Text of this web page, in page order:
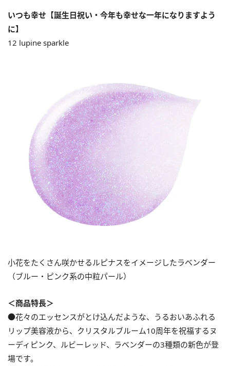
いつも幸せ【誕生日祝い・今年も幸せな一年になりますよう
に】
12 lupine sparkle
小花をたくさん咲かせるルピナスをイメージしたラベンダー
（ブルー・ピンク系の中粒パール）
＜商品特長＞
●花々のエッセンスがとけ込んだような、うるおいあふれる
リップ美容液から、クリスタルブルーム10周年を祝福するヌ
ーディピンク、ルビーレッド、ラベンダーの3種類の新色が登
場です。